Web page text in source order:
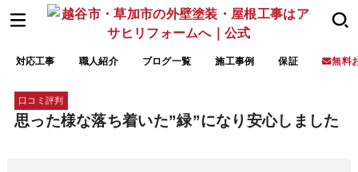
対応工事 職人紹介 ブログ一覧 施工事例 保証 無料
口コミ評判
思った様な落ち着いた”緑”になり安心しました